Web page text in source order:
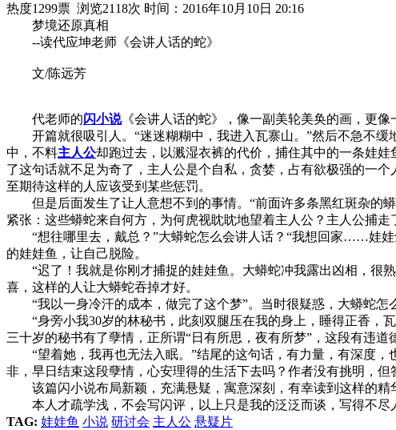
热度1299票 浏览2118次 时间：2016年10月10日 20:16
梦境还原真相
--读代应坤老师《会讲人话的蛇》
文/陈远芳
代老师的闪小说《会讲人话的蛇》，像一副美轮美奂的画，更像
开篇就很吸引人。“迷迷糊糊中，我进入瓦寨山。”然后不急不缓
中，不料主人公却跑过去，以溅湿衣裤的代价，捕住其中的一条娃
了这句话就不足为奇了，主人公是个自私，贪婪，占有欲极强的一
至期待这样的人应该受到某些惩罚。
但是后面发生了让人意想不到的事情。“前面许多条黑红斑杂的蟒
紧张：这些蟒蛇来自何方，为何虎视眈眈地望着主人公？主人公捕
“想往哪里去，戴总？”大蟒蛇怎么会讲人话？“我想回家……娃娃
的娃娃鱼，让自己脱险。
“迟了！我就是你刚才捕捉的娃娃鱼。大蟒蛇冲我露出凶相，很熟
喜，这样的人让大蟒蛇吞掉才好。
“我以一身冷汗的成本，做完了这个梦”。当时很疑惑，大蟒蛇怎
“身旁小我30岁的林秘书，此刻双腿压在我的身上，睡得正香，瓦
三十岁的秘书有了孽情，正所谓“日有所思，夜有所梦”，这段有违道
“望着她，我再也无法入眠。”结尾的这句话，有力量，有深度，
非，早日结束这段孽情，心安理得的生活下去吗？作者没有挑明，但
该篇闪小说布局新颖，充满悬疑，寓意深刻，有幸读到这样的精
本人才疏学浅，不会写闪评，以上只是我的泛泛而谈，写得不尽
TAG: 娃娃鱼 小说 研讨会 主人公 悬疑片